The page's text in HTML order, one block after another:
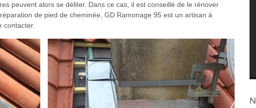
peuvent alors se déliter. Dans ce cas, il est conseillé de le rénover
de pied de cheminée, GD Ramonage 95 est un artisan à
contacter.